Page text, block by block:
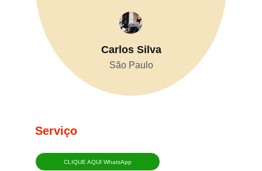
Carlos Silva
São Paulo
Serviço
CLIQUE AQUI WhatsApp